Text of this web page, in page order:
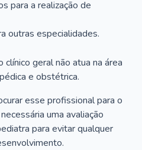
para a realização de
outras especialidades.
geral não atua na área
e obstétrica.
esse profissional para o
uma avaliação
para evitar qualquer